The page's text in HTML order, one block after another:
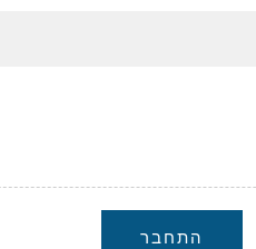
התחבר